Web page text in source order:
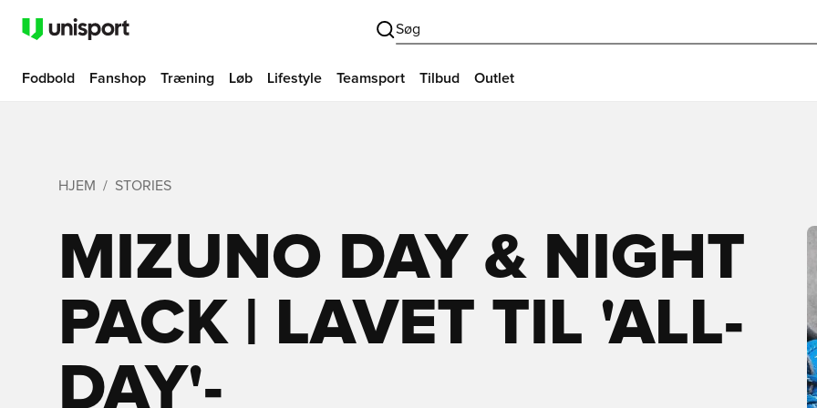
Søg
Fodbold Fanshop Træning Løb Lifestyle Teamsport Tilbud Outlet
HJEM STORIES
MIZUNO DAY & NIGHT
PACK | LAVET TIL 'ALL-
DAY'-